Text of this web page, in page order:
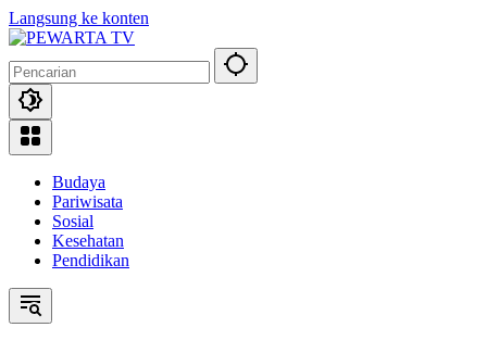
Langsung ke konten
Budaya
Pariwisata
Sosial
Kesehatan
Pendidikan